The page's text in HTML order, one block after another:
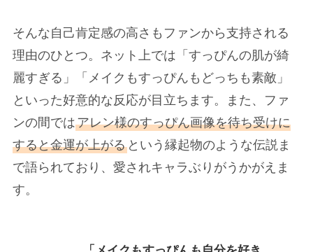
そんな自己肯定感の高さもファンから支持される
理由のひとつ。ネット上では「すっぴんの肌が綺
麗すぎる」「メイクもすっぴんもどっちも素敵」
といった好意的な反応が目立ちます。また、ファ
ンの間ではアレン様のすっぴん画像を待ち受けに
すると金運が上がるという縁起物のような伝説ま
で語られており、愛されキャラぶりがうかがえま
す。